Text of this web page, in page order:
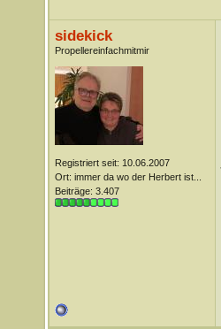
sidekick
Propellereinfachmitmir
Registriert seit: 10.06.2007
Ort: immer da wo der Herbert ist...
Beiträge: 3.407